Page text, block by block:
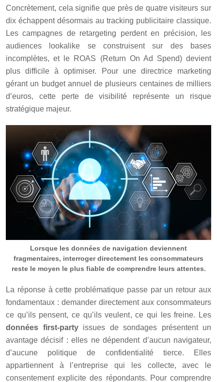
Concrètement, cela signifie que près de quatre visiteurs sur
dix échappent désormais au tracking publicitaire classique.
Les campagnes de retargeting perdent en précision, les
audiences lookalike se construisent sur des bases
incomplètes, et le ROAS (Return On Ad Spend) devient
plus difficile à optimiser. Pour une directrice marketing
gérant un budget annuel de plusieurs centaines de milliers
d’euros, cette perte de visibilité représente un risque
stratégique majeur.
Lorsque les données de navigation deviennent
fragmentaires, interroger directement les consommateurs
reste le moyen le plus fiable de comprendre leurs attentes.
La réponse à cette problématique passe par un retour aux
fondamentaux : demander directement aux consommateurs
ce qu’ils pensent, ce qu’ils veulent, ce qui les freine. Les
données first-partyissues de sondages présentent un
avantage décisif : elles ne dépendent d’aucun navigateur,
d’aucune politique de confidentialité tierce. Elles
appartiennent à l’entreprise qui les collecte, avec le
consentement explicite des répondants. Pour comprendre